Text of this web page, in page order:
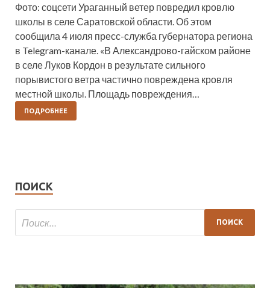
Фото: соцсети Ураганный ветер повредил кровлю
школы в селе Саратовской области. Об этом
сообщила 4 июля пресс-служба губернатора региона
в Telegram-канале. «В Александрово-гайском районе
в селе Луков Кордон в результате сильного
порывистого ветра частично повреждена кровля
местной школы. Площадь повреждения…
ПОДРОБНЕЕ
ПОИСК